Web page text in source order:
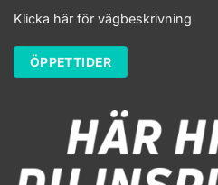
Klicka här för vägbeskrivning
ÖPPETTIDER